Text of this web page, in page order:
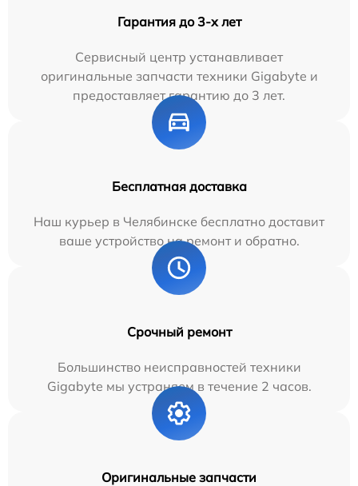
Гарантия до 3-х лет
Сервисный центр устанавливает
оригинальные запчасти техники Gigabyte и
предоставляет гарантию до 3 лет.
Бесплатная доставка
Наш курьер в Челябинске бесплатно доставит
ваше устройство на ремонт и обратно.
Срочный ремонт
Большинство неисправностей техники
Gigabyte мы устраняем в течение 2 часов.
Оригинальные запчасти